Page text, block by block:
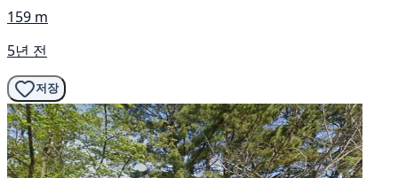
159 m
5년 전
저장